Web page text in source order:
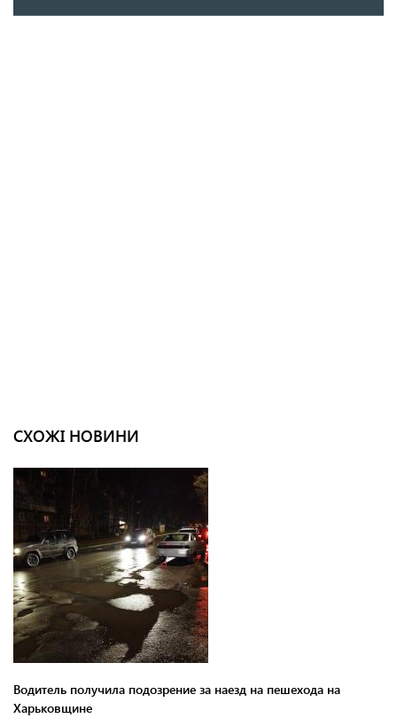
СХОЖІ НОВИНИ
Водитель получила подозрение за наезд на пешехода на
Харьковщине